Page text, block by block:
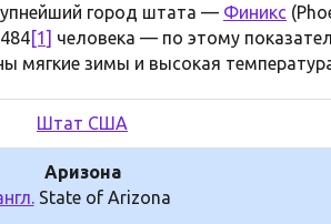
город штата — Финикс
[1] человека — по этому
зимы и высокая
Штат США
Аризона
State of Arizona